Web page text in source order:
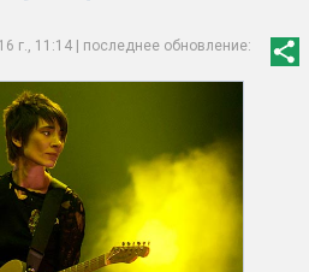
г., 11:14 | последнее обновление: